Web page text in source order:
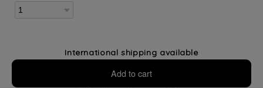
International shipping available
Add to cart